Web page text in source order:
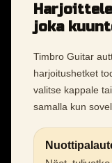
joka
Timbro Guitar
harjoitushetket
valitse kappale
samalla kun